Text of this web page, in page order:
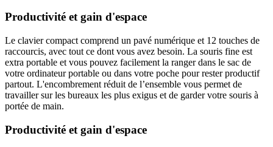
Productivité et gain d'espace
Le clavier compact comprend un pavé numérique et 12 touches de
raccourcis, avec tout ce dont vous avez besoin. La souris fine est
extra portable et vous pouvez facilement la ranger dans le sac de
votre ordinateur portable ou dans votre poche pour rester productif
partout. L'encombrement réduit de l’ensemble vous permet de
travailler sur les bureaux les plus exigus et de garder votre souris à
portée de main.
Productivité et gain d'espace